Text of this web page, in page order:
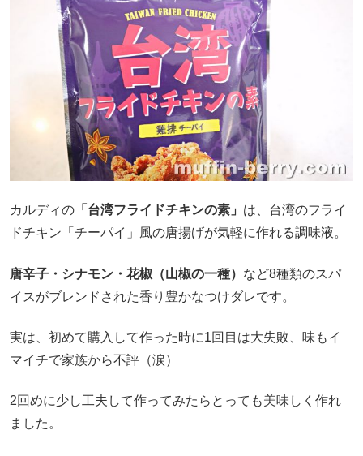
カルディの 「台湾フライドチキンの素」 は、台湾のフライ
ドチキン「チーパイ」風の唐揚げが気軽に作れる調味液。
唐辛子・シナモン・花椒（山椒の一種） など8種類のスパ
イスがブレンドされた香り豊かなつけダレです。
実は、初めて購入して作った時に1回目は大失敗、味もイ
マイチで家族から不評（涙）
2回めに少し工夫して作ってみたらとっても美味しく作れ
ました。